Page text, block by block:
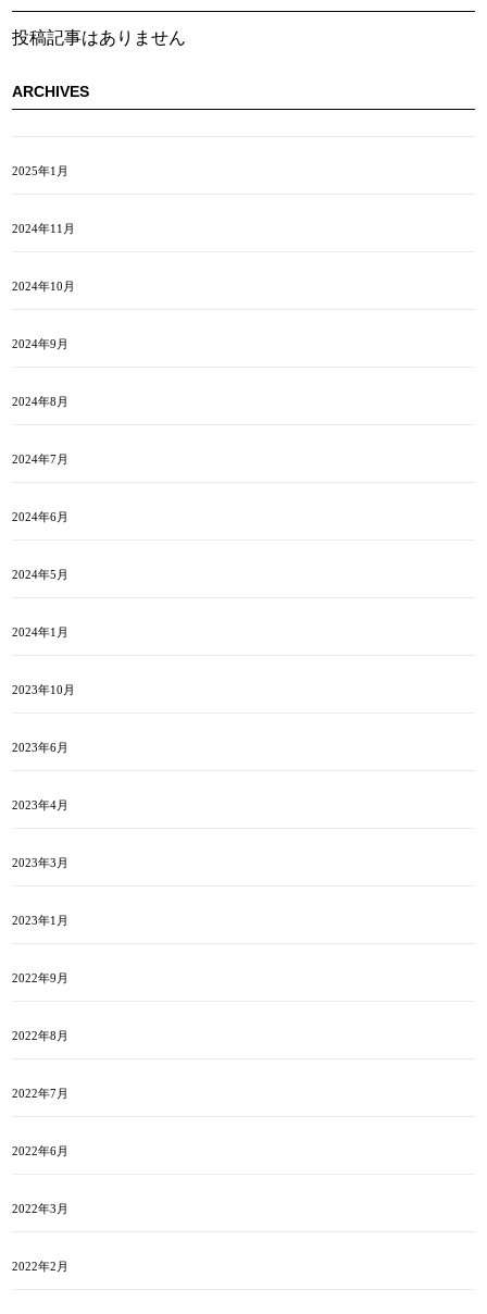
投稿記事はありません
ARCHIVES
2025年1月
2024年11月
2024年10月
2024年9月
2024年8月
2024年7月
2024年6月
2024年5月
2024年1月
2023年10月
2023年6月
2023年4月
2023年3月
2023年1月
2022年9月
2022年8月
2022年7月
2022年6月
2022年3月
2022年2月